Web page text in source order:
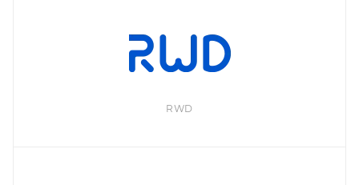
RWD